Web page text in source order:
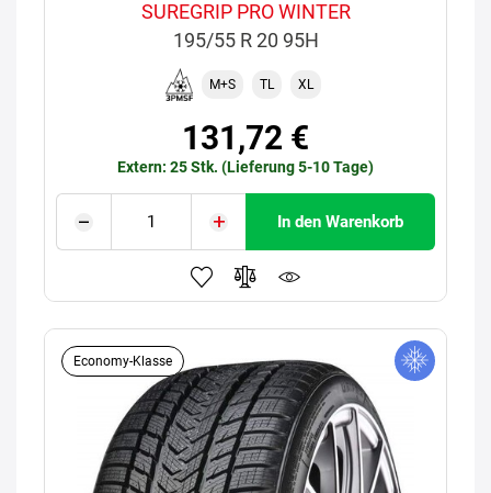
SUREGRIP PRO WINTER
195/55 R 20 95H
M+S TL XL
131,72 €
Extern: 25 Stk. (Lieferung 5-10 Tage)
In den Warenkorb
Economy-Klasse